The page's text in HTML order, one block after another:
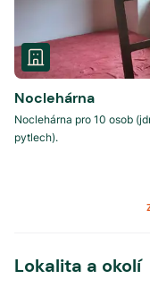
Noclehárna
Noclehárna pro 10 osob
pytlech).
Lokalita a okolí